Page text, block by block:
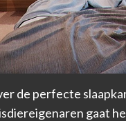
de perfecte
gaat